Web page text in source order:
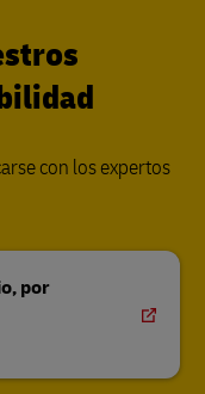
con los expertos
por